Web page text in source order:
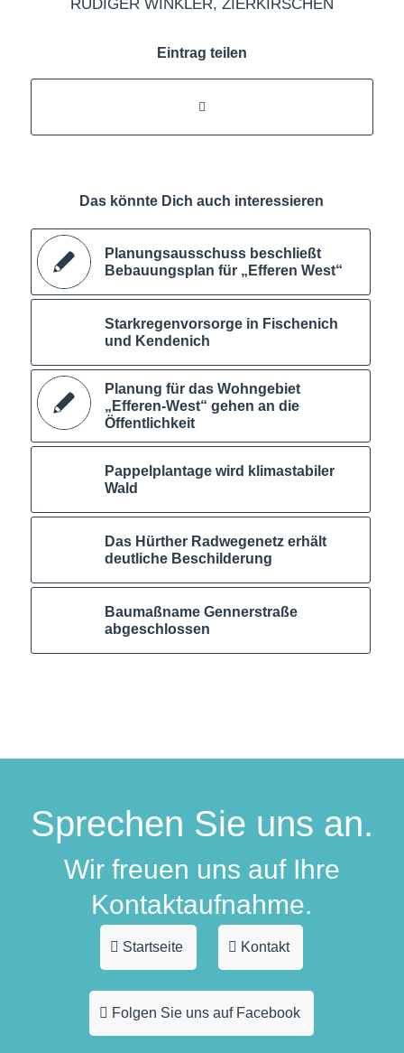
RÜDIGER WINKLER, ZIERKIRSCHEN
Eintrag teilen
Das könnte Dich auch interessieren
Planungsausschuss beschließt
Bebauungsplan für „Efferen West“
Starkregenvorsorge in Fischenich
und Kendenich
Planung für das Wohngebiet
„Efferen-West“ gehen an die
Öffentlichkeit
Pappelplantage wird klimastabiler
Wald
Das Hürther Radwegenetz erhält
deutliche Beschilderung
Baumaßname Gennerstraße
abgeschlossen
Sprechen Sie uns an.
Wir freuen uns auf Ihre
Kontaktaufnahme.
Startseite Kontakt
Folgen Sie uns auf Facebook